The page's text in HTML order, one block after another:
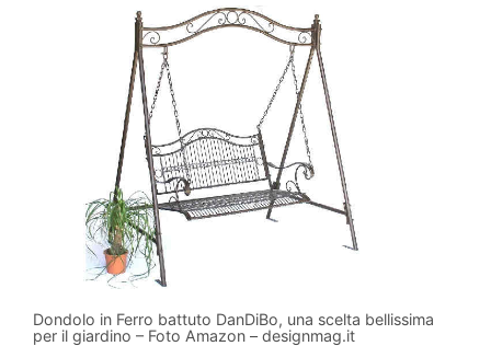
Dondolo in Ferro battuto DanDiBo, una scelta bellissima
per il giardino – Foto Amazon – designmag.it